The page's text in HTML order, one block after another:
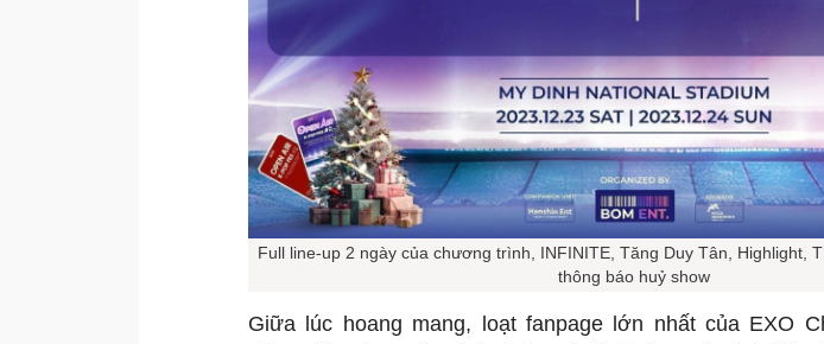
Full line-up 2 ngày của chương trình, INFINITE, Tăng Duy Tân, Highlight,
thông báo huỷ show
Giữa lúc hoang mang, loạt fanpage lớn nhất của EXO